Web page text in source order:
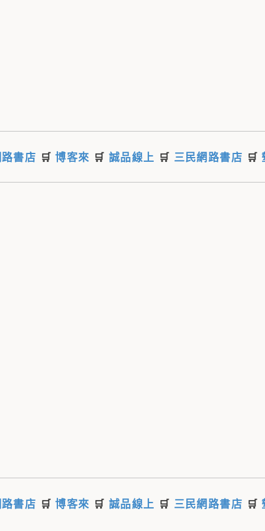
書店 🛒 博客來 🛒 誠品線上 🛒 三民網路書店 🛒
書店 🛒 博客來 🛒 誠品線上 🛒 三民網路書店 🛒